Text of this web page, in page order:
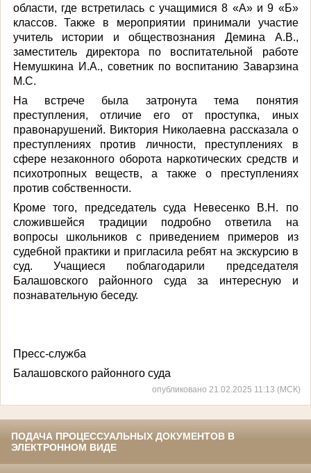
области, где встретилась с учащимися 8 «А» и 9 «Б»
классов. Также в мероприятии принимали участие
учитель истории и обществознания Демина А.В.,
заместитель директора по воспитательной работе
Немушкина И.А., советник по воспитанию Заварзина
М.С.
На встрече была затронута тема понятия
преступления, отличие его от проступка, иных
правонарушений. Виктория Николаевна рассказала о
преступлениях против личности, преступлениях в
сфере незаконного оборота наркотических средств и
психотропных веществ, а также о преступлениях
против собственности.
Кроме того, председатель суда Невесенко В.Н. по
сложившейся традиции подробно ответила на
вопросы школьников с приведением примеров из
судебной практики и пригласила ребят на экскурсию в
суд. Учащиеся поблагодарили председателя
Балашовского районного суда за интересную и
познавательную беседу.
Пресс-служба
Балашовского районного суда
опубликовано 21.02.2025 11:13 (МСК)
ПОДАЧА ПРОЦЕССУАЛЬНЫХ ДОКУМЕНТОВ В
ЭЛЕКТРОННОМ ВИДЕ